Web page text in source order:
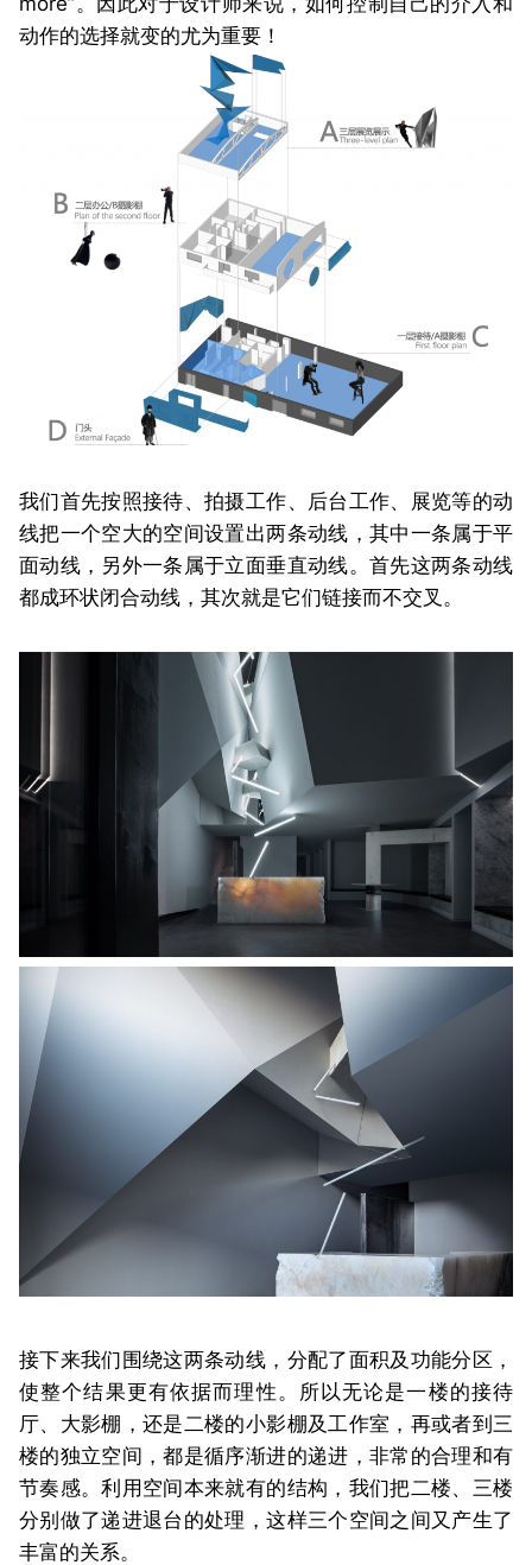
动作的选择就变的尤为重要！
我们首先按照接待、拍摄工作、后台工作、展览等的动
线把一个空大的空间设置出两条动线，其中一条属于平
面动线，另外一条属于立面垂直动线。首先这两条动线
都成环状闭合动线，其次就是它们链接而不交叉。
接下来我们围绕这两条动线，分配了面积及功能分区，
使整个结果更有依据而理性。所以无论是一楼的接待
厅、大影棚，还是二楼的小影棚及工作室，再或者到三
楼的独立空间，都是循序渐进的递进，非常的合理和有
节奏感。利用空间本来就有的结构，我们把二楼、三楼
分别做了递进退台的处理，这样三个空间之间又产生了
丰富的关系。